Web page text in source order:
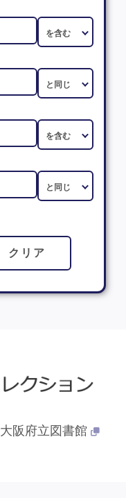
クリア
大阪府立図書館